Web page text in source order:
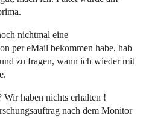
nichtmal eine
per eMail bekommen habe, hab
zu fragen, wann ich wieder mit
haben nichts erhalten !
nach dem Monitor